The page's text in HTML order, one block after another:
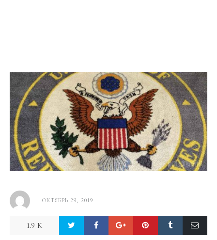
ОКТЯБРЬ 29, 2019
1.9 K